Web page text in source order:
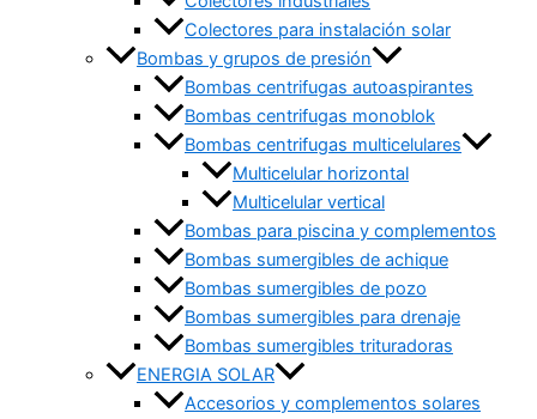
Colectores para instalación solar
Bombas y grupos de presión
Bombas centrifugas autoaspirantes
Bombas centrifugas monoblok
Bombas centrifugas multicelulares
Multicelular horizontal
Multicelular vertical
Bombas para piscina y complementos
Bombas sumergibles de achique
Bombas sumergibles de pozo
Bombas sumergibles para drenaje
Bombas sumergibles trituradoras
ENERGIA SOLAR
Accesorios y complementos solares